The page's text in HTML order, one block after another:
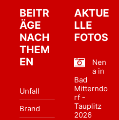
BEITR
ÄGE
NACH
THEM
EN
Unfall
Brand
AKTUE
LLE
FOTOS
Nen
a in
Bad
Mitterndo
rf -
Tauplitz
2026